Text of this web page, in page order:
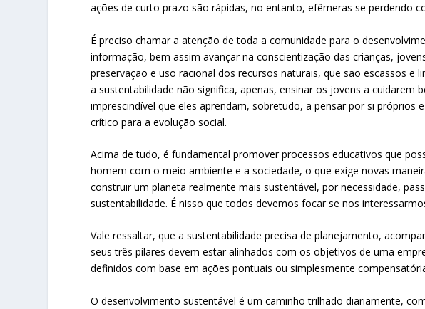
ações de curto prazo são rápidas, no entanto, efêmeras se perdendo
É preciso chamar a atenção de toda a comunidade para o
informação, bem assim avançar na conscientização das crianças,
preservação e uso racional dos recursos naturais, que são escassos e
a sustentabilidade não significa, apenas, ensinar os jovens a cuidarem
imprescindível que eles aprendam, sobretudo, a pensar por si próprios
crítico para a evolução social.
Acima de tudo, é fundamental promover processos educativos que
homem com o meio ambiente e a sociedade, o que exige novas
construir um planeta realmente mais sustentável, por necessidade,
sustentabilidade. É nisso que todos devemos focar se nos
Vale ressaltar, que a sustentabilidade precisa de planejamento,
seus três pilares devem estar alinhados com os objetivos de uma
definidos com base em ações pontuais ou simplesmente
O desenvolvimento sustentável é um caminho trilhado diariamente,